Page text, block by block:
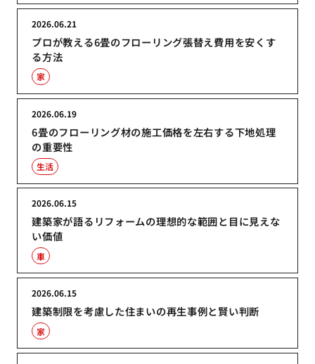
プロが教える6畳のフローリング張替え費用を安くす
る方法
2026.06.21
家
6畳のフローリング材の施工価格を左右する下地処理
の重要性
2026.06.19
生活
建築家が語るリフォームの理想的な範囲と目に見えな
い価値
2026.06.15
車
建築制限を考慮した住まいの再生事例と賢い判断
2026.06.15
家